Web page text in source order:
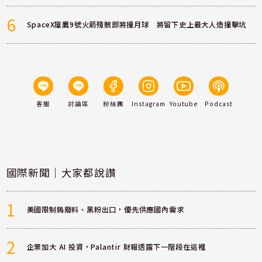
6 SpaceX獵鷹9號火箭殘骸即將撞月球 將留下史上最大人造撞擊坑
客服 討論區 粉絲團 Instagram Youtube Podcast
國際新聞｜大家都說讚
1 美國限制鎢廢料、黑粉出口，優先供應國內需求
2 企業加大 AI 投資，Palantir 財報透露下一階段在這裡